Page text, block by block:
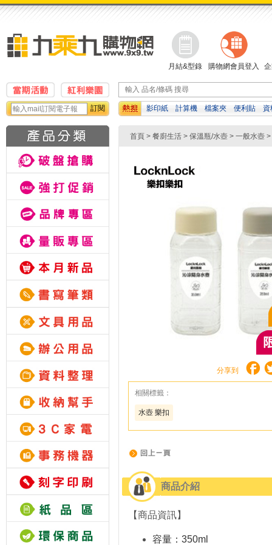
月結&型錄 購物網會員登入
訂閱 影印紙 計算機 檔案夾 便利貼
資
首頁 > 餐廚生活 > 保溫瓶/水壺 > 一般水壺 >
分享到
相關標籤：
水壺 樂扣
商品介紹
【商品資訊】
容量：350ml